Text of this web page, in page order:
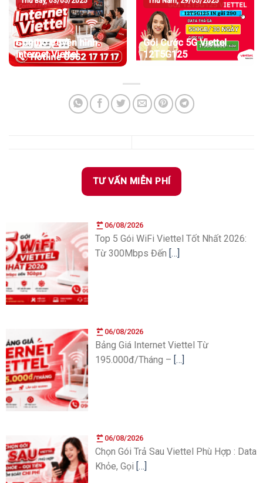
06/08/2026
Top 5 Gói WiFi Viettel Tốt Nhất 2026:
Từ 300Mbps Đến […]
06/08/2026
Bảng Giá Internet Viettel Từ
195.000đ/Tháng – […]
06/08/2026
Chọn Gói Trả Sau Viettel Phù Hợp : Data
Khỏe, Gọi […]
Combo truyền hình
internet Viettel
Gói Cước 5G Viettel
12T5G125
TƯ VẤN MIỄN PHÍ